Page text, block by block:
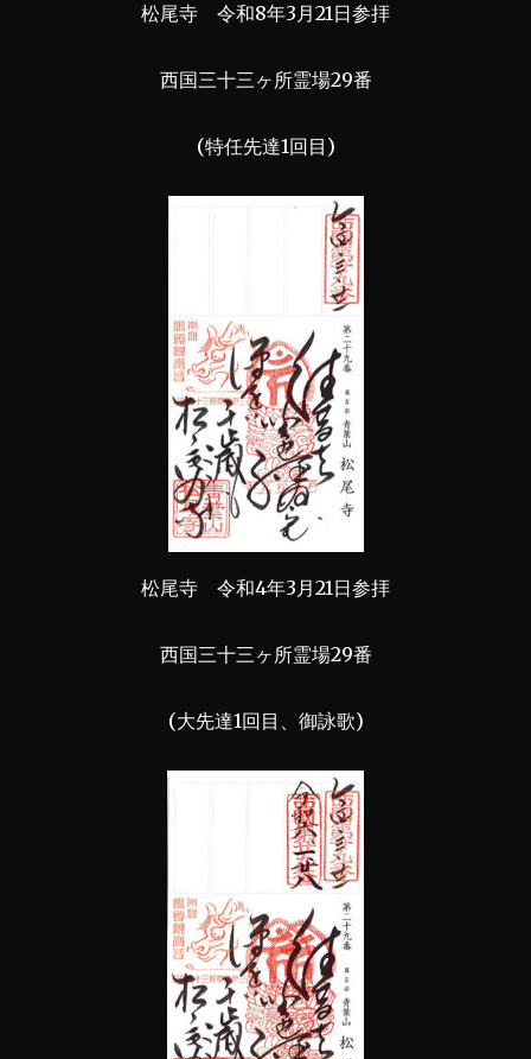
松尾寺 令和8年3月21日参拝
西国三十三ヶ所霊場29番
(特任先達1回目)
松尾寺 令和4年3月21日参拝
西国三十三ヶ所霊場29番
(大先達1回目、御詠歌)